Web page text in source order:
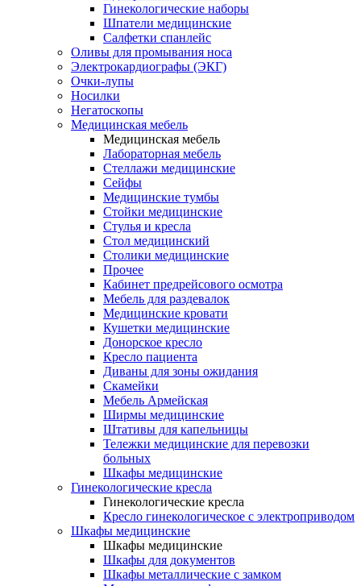
Гинекологические наборы
Шпатели медицинские
Салфетки спанлейс
Оливы для промывания носа
Электрокардиографы (ЭКГ)
Очки-лупы
Носилки
Негатоскопы
Медицинская мебель
Медицинская мебель
Лабораторная мебель
Стеллажи медицинские
Сейфы
Медицинские тумбы
Стойки медицинские
Cтулья и кресла
Стол медицинский
Столики медицинские
Прочее
Кабинет предрейсового осмотра
Мебель для раздевалок
Медицинские кровати
Кушетки медицинские
Донорское кресло
Кресло пациента
Диваны для зоны ожидания
Скамейки
Мебель Армейская
Ширмы медицинские
Штативы для капельницы
Тележки медицинские для перевозки
больных
Шкафы медицинские
Гинекологические кресла
Гинекологические кресла
Кресло гинекологическое с электроприводом
Шкафы медицинские
Шкафы медицинские
Шкафы для документов
Шкафы металлические с замком